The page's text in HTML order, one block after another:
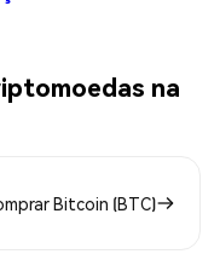
na
Bitcoin (BTC)